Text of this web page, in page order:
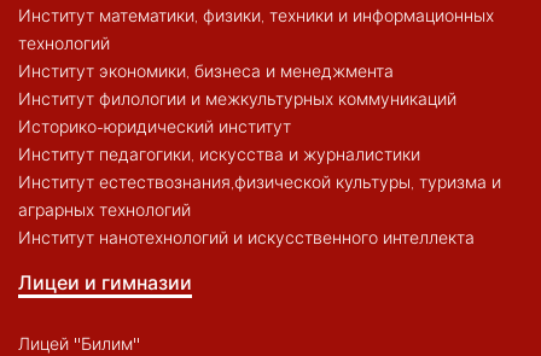
Институт математики, физики, техники и информационных
технологий
Институт экономики, бизнеса и менеджмента
Институт филологии и межкультурных коммуникаций
Историко-юридический институт
Институт педагогики, искусства и журналистики
Институт естествознания,физической культуры, туризма и
аграрных технологий
Институт нанотехнологий и искусственного интеллекта
Лицеи и гимназии
Лицей "Билим"